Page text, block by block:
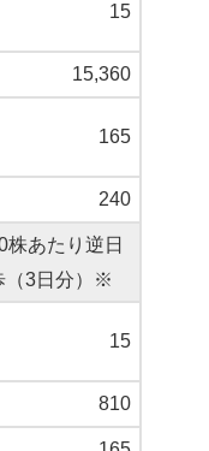
15
15,360
165
240
株あたり逆日
（3日分）※
15
810